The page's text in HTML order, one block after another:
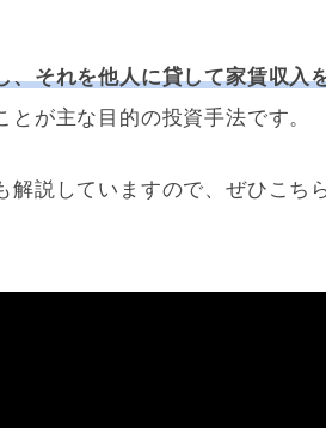
、それを他人に貸して家賃収入
とが主な目的の投資手法です。
説していますので、ぜひこち